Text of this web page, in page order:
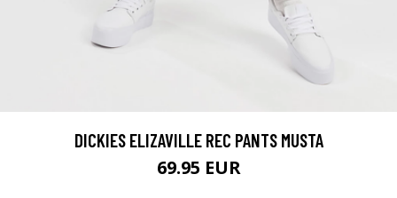
DICKIES ELIZAVILLE REC PANTS MUSTA
69.95 EUR